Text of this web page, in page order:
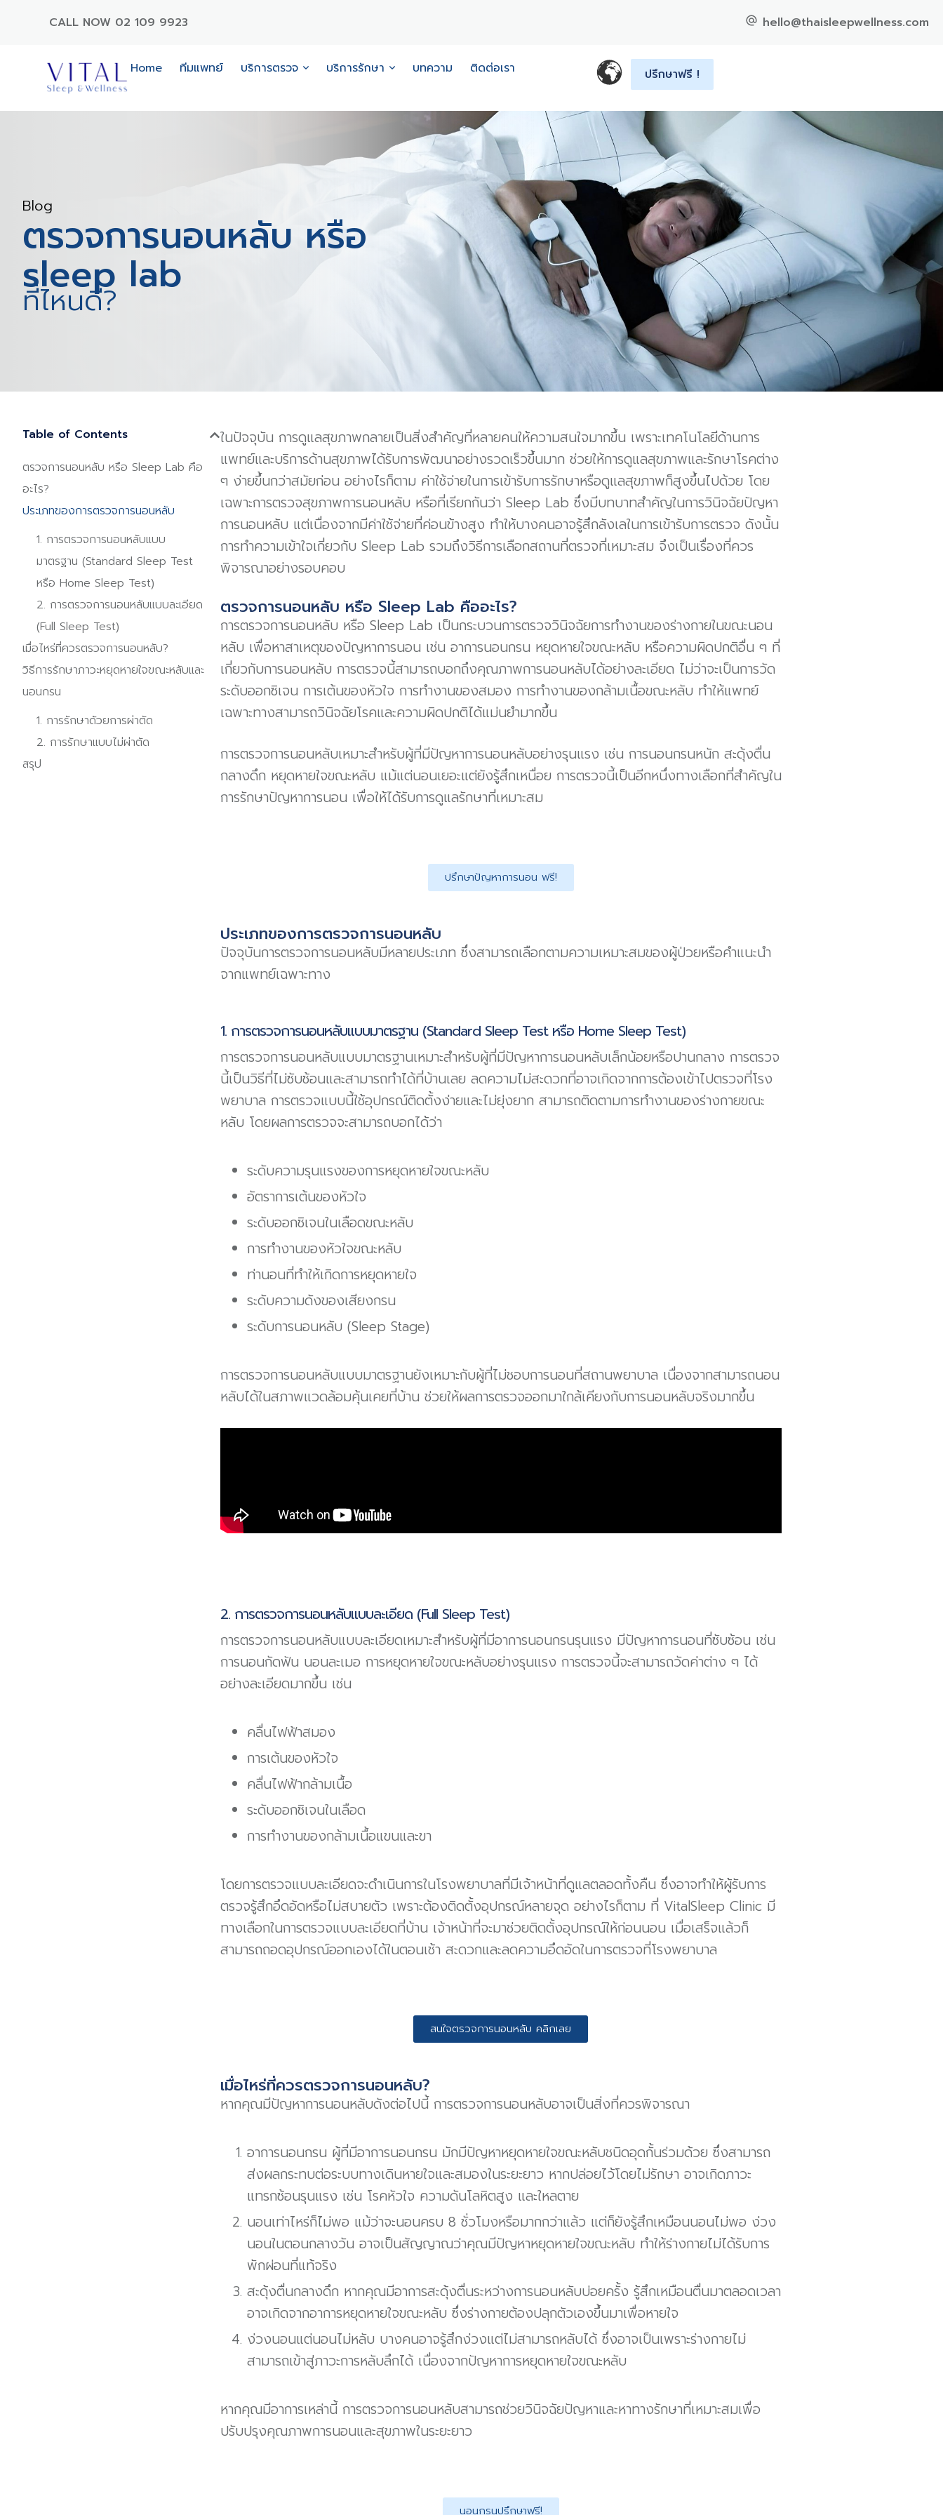
CALL NOW 02 109 9923 hello@thaisleepwellness.com
Home ทีมแพทย์ บริการตรวจ บริการรักษา บทความ ติดต่อเรา ปรึกษาฟรี !
Blog
ตรวจการนอนหลับ หรือ
sleep lab
ที่ไหนดี?
Table of Contents
ตรวจการนอนหลับ หรือ Sleep Lab คือ
อะไร?
ประเภทของการตรวจการนอนหลับ
1. การตรวจการนอนหลับแบบ
มาตรฐาน (Standard Sleep Test
หรือ Home Sleep Test)
2. การตรวจการนอนหลับแบบละเอียด
(Full Sleep Test)
เมื่อไหร่ที่ควรตรวจการนอนหลับ?
วิธีการรักษาภาวะหยุดหายใจขณะหลับและ
นอนกรน
1. การรักษาด้วยการผ่าตัด
2. การรักษาแบบไม่ผ่าตัด
สรุป
ในปัจจุบัน การดูแลสุขภาพกลายเป็นสิ่งสำคัญที่หลายคนให้ความสนใจมากขึ้น เพราะเทคโนโลยีด้านการ
แพทย์และบริการด้านสุขภาพได้รับการพัฒนาอย่างรวดเร็วขึ้นมาก ช่วยให้การดูแลสุขภาพและรักษาโรคต่าง
ๆ ง่ายขึ้นกว่าสมัยก่อน อย่างไรก็ตาม ค่าใช้จ่ายในการเข้ารับการรักษาหรือดูแลสุขภาพก็สูงขึ้นไปด้วย โดย
เฉพาะการตรวจสุขภาพการนอนหลับ หรือที่เรียกกันว่า Sleep Lab ซึ่งมีบทบาทสำคัญในการวินิจฉัยปัญหา
การนอนหลับ แต่เนื่องจากมีค่าใช้จ่ายที่ค่อนข้างสูง ทำให้บางคนอาจรู้สึกลังเลในการเข้ารับการตรวจ ดังนั้น
การทำความเข้าใจเกี่ยวกับ Sleep Lab รวมถึงวิธีการเลือกสถานที่ตรวจที่เหมาะสม จึงเป็นเรื่องที่ควร
พิจารณาอย่างรอบคอบ
ตรวจการนอนหลับ หรือ Sleep Lab คืออะไร?
การตรวจการนอนหลับ หรือ Sleep Lab เป็นกระบวนการตรวจวินิจฉัยการทำงานของร่างกายในขณะนอน
หลับ เพื่อหาสาเหตุของปัญหาการนอน เช่น อาการนอนกรน หยุดหายใจขณะหลับ หรือความผิดปกติอื่น ๆ ที่
เกี่ยวกับการนอนหลับ การตรวจนี้สามารถบอกถึงคุณภาพการนอนหลับได้อย่างละเอียด ไม่ว่าจะเป็นการวัด
ระดับออกซิเจน การเต้นของหัวใจ การทำงานของสมอง การทำงานของกล้ามเนื้อขณะหลับ ทำให้แพทย์
เฉพาะทางสามารถวินิจฉัยโรคและความผิดปกติได้แม่นยำมากขึ้น
การตรวจการนอนหลับเหมาะสำหรับผู้ที่มีปัญหาการนอนหลับอย่างรุนแรง เช่น การนอนกรนหนัก สะดุ้งตื่น
กลางดึก หยุดหายใจขณะหลับ แม้แต่นอนเยอะแต่ยังรู้สึกเหนื่อย การตรวจนี้เป็นอีกหนึ่งทางเลือกที่สำคัญใน
การรักษาปัญหาการนอน เพื่อให้ได้รับการดูแลรักษาที่เหมาะสม
ปรึกษาปัญหาการนอน ฟรี!
ประเภทของการตรวจการนอนหลับ
ปัจจุบันการตรวจการนอนหลับมีหลายประเภท ซึ่งสามารถเลือกตามความเหมาะสมของผู้ป่วยหรือคำแนะนำ
จากแพทย์เฉพาะทาง
1. การตรวจการนอนหลับแบบมาตรฐาน (Standard Sleep Test หรือ Home Sleep Test)
การตรวจการนอนหลับแบบมาตรฐานเหมาะสำหรับผู้ที่มีปัญหาการนอนหลับเล็กน้อยหรือปานกลาง การตรวจ
นี้เป็นวิธีที่ไม่ซับซ้อนและสามารถทำได้ที่บ้านเลย ลดความไม่สะดวกที่อาจเกิดจากการต้องเข้าไปตรวจที่โรง
พยาบาล การตรวจแบบนี้ใช้อุปกรณ์ติดตั้งง่ายและไม่ยุ่งยาก สามารถติดตามการทำงานของร่างกายขณะ
หลับ โดยผลการตรวจจะสามารถบอกได้ว่า
ระดับความรุนแรงของการหยุดหายใจขณะหลับ
อัตราการเต้นของหัวใจ
ระดับออกซิเจนในเลือดขณะหลับ
การทำงานของหัวใจขณะหลับ
ท่านอนที่ทำให้เกิดการหยุดหายใจ
ระดับความดังของเสียงกรน
ระดับการนอนหลับ (Sleep Stage)
การตรวจการนอนหลับแบบมาตรฐานยังเหมาะกับผู้ที่ไม่ชอบการนอนที่สถานพยาบาล เนื่องจากสามารถนอน
หลับได้ในสภาพแวดล้อมคุ้นเคยที่บ้าน ช่วยให้ผลการตรวจออกมาใกล้เคียงกับการนอนหลับจริงมากขึ้น
2. การตรวจการนอนหลับแบบละเอียด (Full Sleep Test)
การตรวจการนอนหลับแบบละเอียดเหมาะสำหรับผู้ที่มีอาการนอนกรนรุนแรง มีปัญหาการนอนที่ซับซ้อน เช่น
การนอนกัดฟัน นอนละเมอ การหยุดหายใจขณะหลับอย่างรุนแรง การตรวจนี้จะสามารถวัดค่าต่าง ๆ ได้
อย่างละเอียดมากขึ้น เช่น
คลื่นไฟฟ้าสมอง
การเต้นของหัวใจ
คลื่นไฟฟ้ากล้ามเนื้อ
ระดับออกซิเจนในเลือด
การทำงานของกล้ามเนื้อแขนและขา
โดยการตรวจแบบละเอียดจะดำเนินการในโรงพยาบาลที่มีเจ้าหน้าที่ดูแลตลอดทั้งคืน ซึ่งอาจทำให้ผู้รับการ
ตรวจรู้สึกอึดอัดหรือไม่สบายตัว เพราะต้องติดตั้งอุปกรณ์หลายจุด อย่างไรก็ตาม ที่ VitalSleep Clinic มี
ทางเลือกในการตรวจแบบละเอียดที่บ้าน เจ้าหน้าที่จะมาช่วยติดตั้งอุปกรณ์ให้ก่อนนอน เมื่อเสร็จแล้วก็
สามารถถอดอุปกรณ์ออกเองได้ในตอนเช้า สะดวกและลดความอึดอัดในการตรวจที่โรงพยาบาล
สนใจตรวจการนอนหลับ คลิกเลย
เมื่อไหร่ที่ควรตรวจการนอนหลับ?
หากคุณมีปัญหาการนอนหลับดังต่อไปนี้ การตรวจการนอนหลับอาจเป็นสิ่งที่ควรพิจารณา
อาการนอนกรน ผู้ที่มีอาการนอนกรน มักมีปัญหาหยุดหายใจขณะหลับชนิดอุดกั้นร่วมด้วย ซึ่งสามารถ
ส่งผลกระทบต่อระบบทางเดินหายใจและสมองในระยะยาว หากปล่อยไว้โดยไม่รักษา อาจเกิดภาวะ
แทรกซ้อนรุนแรง เช่น โรคหัวใจ ความดันโลหิตสูง และใหลตาย
นอนเท่าไหร่ก็ไม่พอ แม้ว่าจะนอนครบ 8 ชั่วโมงหรือมากกว่าแล้ว แต่ก็ยังรู้สึกเหมือนนอนไม่พอ ง่วง
นอนในตอนกลางวัน อาจเป็นสัญญาณว่าคุณมีปัญหาหยุดหายใจขณะหลับ ทำให้ร่างกายไม่ได้รับการ
พักผ่อนที่แท้จริง
สะดุ้งตื่นกลางดึก หากคุณมีอาการสะดุ้งตื่นระหว่างการนอนหลับบ่อยครั้ง รู้สึกเหมือนตื่นมาตลอดเวลา
อาจเกิดจากอาการหยุดหายใจขณะหลับ ซึ่งร่างกายต้องปลุกตัวเองขึ้นมาเพื่อหายใจ
ง่วงนอนแต่นอนไม่หลับ บางคนอาจรู้สึกง่วงแต่ไม่สามารถหลับได้ ซึ่งอาจเป็นเพราะร่างกายไม่
สามารถเข้าสู่ภาวะการหลับลึกได้ เนื่องจากปัญหาการหยุดหายใจขณะหลับ
หากคุณมีอาการเหล่านี้ การตรวจการนอนหลับสามารถช่วยวินิจฉัยปัญหาและหาทางรักษาที่เหมาะสมเพื่อ
ปรับปรุงคุณภาพการนอนและสุขภาพในระยะยาว
นอนกรนปรึกษาฟรี!